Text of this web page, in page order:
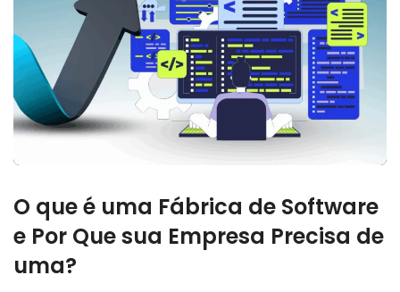
O que é uma Fábrica de Software
e Por Que sua Empresa Precisa de
uma?